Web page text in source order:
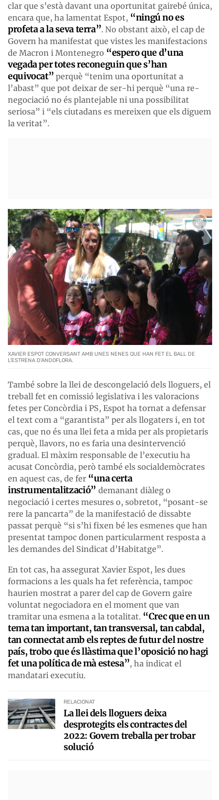
clar que s’està davant una oportunitat gairebé única,
encara que, ha lamentat Espot, “ningú no es
profeta a la seva terra”. No obstant això, el cap de
Govern ha manifestat que vistes les manifestacions
de Macron i Montenegro “espero que d’una
vegada per totes reconeguin que s’han
equivocat”perquè “tenim una oportunitat a
l’abast” que pot deixar de ser-hi perquè “una re-
negociació no és plantejable ni una possibilitat
seriosa” i “els ciutadans es mereixen que els diguem
la veritat”.
XAVIER ESPOT CONVERSANT AMB UNES NENES QUE HAN FET EL BALL DE
L'ESTRENA D'ANDOFLORA.
També sobre la llei de descongelació dels lloguers, el
treball fet en comissió legislativa i les valoracions
fetes per Concòrdia i PS, Espot ha tornat a defensar
el text com a “garantista” per als llogaters i, en tot
cas, que no és una llei feta a mida per als propietaris
perquè, llavors, no es faria una desintervenció
gradual. El màxim responsable de l’executiu ha
acusat Concòrdia, però també els socialdemòcrates
en aquest cas, de fer “una certa
instrumentalització” demanant diàleg o
negociació i certes mesures o, sobretot, “posant-se
rere la pancarta” de la manifestació de dissabte
passat perquè “si s’hi fixen bé les esmenes que han
presentat tampoc donen particularment resposta a
les demandes del Sindicat d’Habitatge”.
En tot cas, ha assegurat Xavier Espot, les dues
formacions a les quals ha fet referència, tampoc
haurien mostrat a parer del cap de Govern gaire
voluntat negociadora en el moment que van
tramitar una esmena a la totalitat. “Crec que en un
tema tan important, tan transversal, tan cabdal,
tan connectat amb els reptes de futur del nostre
país, trobo que és llàstima que l’oposició no hagi
fet una política de mà estesa”, ha indicat el
mandatari executiu.
RELACIONAT
La llei dels lloguers deixa
desprotegits els contractes del
2022: Govern treballa per trobar
solució